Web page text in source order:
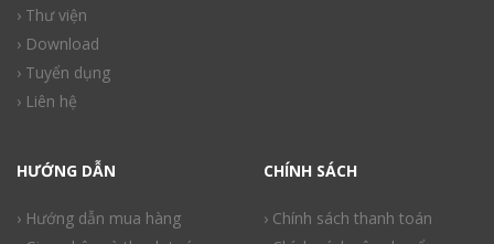
› Thư viện
› Download
› Tuyển dụng
› Liên hệ
HƯỚNG DẪN
› Hướng dẫn mua hàng
CHÍNH SÁCH
› Chính sách thanh toán